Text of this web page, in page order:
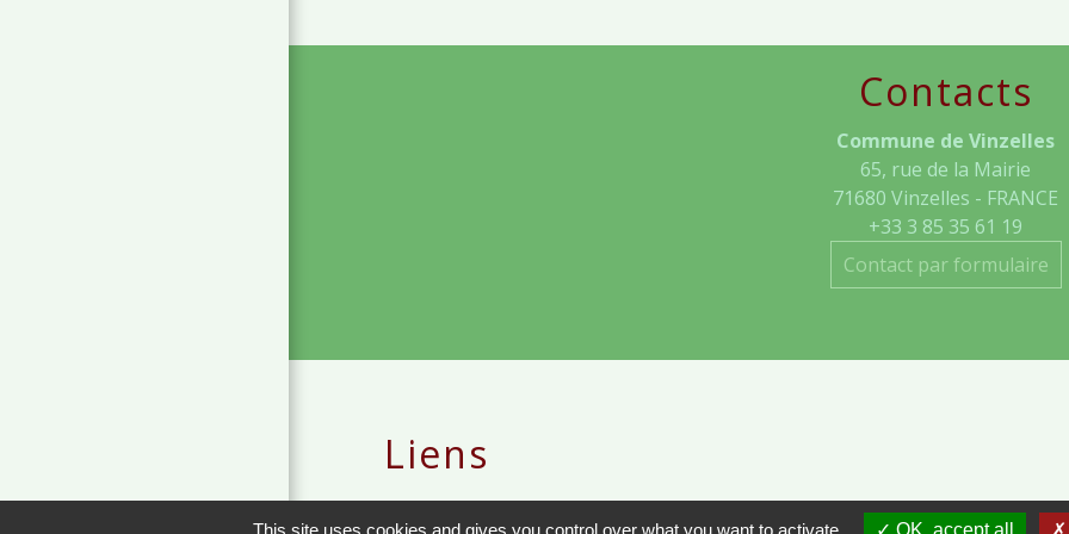
Contacts
Commune de Vinzelles
65, rue de la Mairie
71680 Vinzelles - FRANCE
+33 3 85 35 61 19
Contact par formulaire
Liens
This site uses cookies and gives you control over what you want to activate OK, accept all